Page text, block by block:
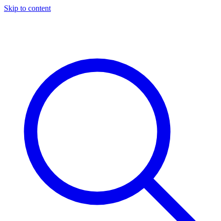
Skip to content